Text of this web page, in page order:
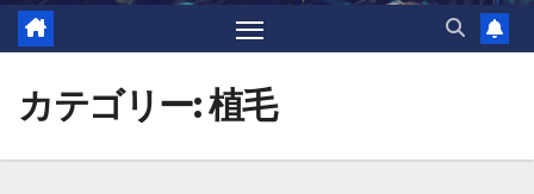
カテゴリー:植毛